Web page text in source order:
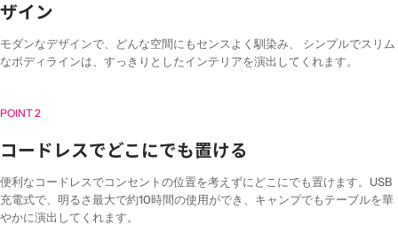
ザイン
モダンなデザインで、どんな空間にもセンスよく馴染み、 シンプルでスリム
なボディラインは、すっきりとしたインテリアを演出してくれます。
POINT 2
コードレスでどこにでも置ける
便利なコードレスでコンセントの位置を考えずにどこにでも置けます。USB
充電式で、明るさ最大で約10時間の使用ができ、キャンプでもテーブルを華
やかに演出してくれます。